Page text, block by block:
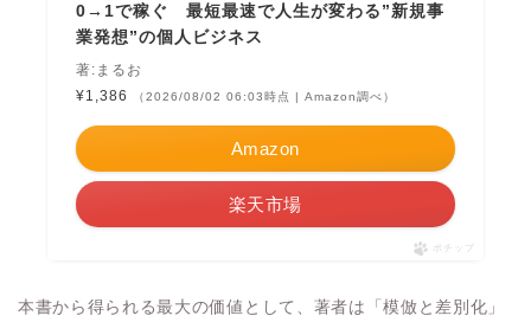
0→1で稼ぐ 最短最速で人生が変わる”新規事
業発想”の個人ビジネス
著:まるお
¥1,386
（2026/08/02 06:03時点 | Amazon調べ）
Amazon
楽天市場
ポチップ
本書から得られる最大の価値として、著者は「模倣と差別化」